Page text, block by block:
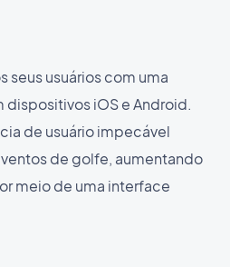
seus usuários com uma
iOS e Android.
de usuário impecável
de golfe, aumentando
meio de uma interface